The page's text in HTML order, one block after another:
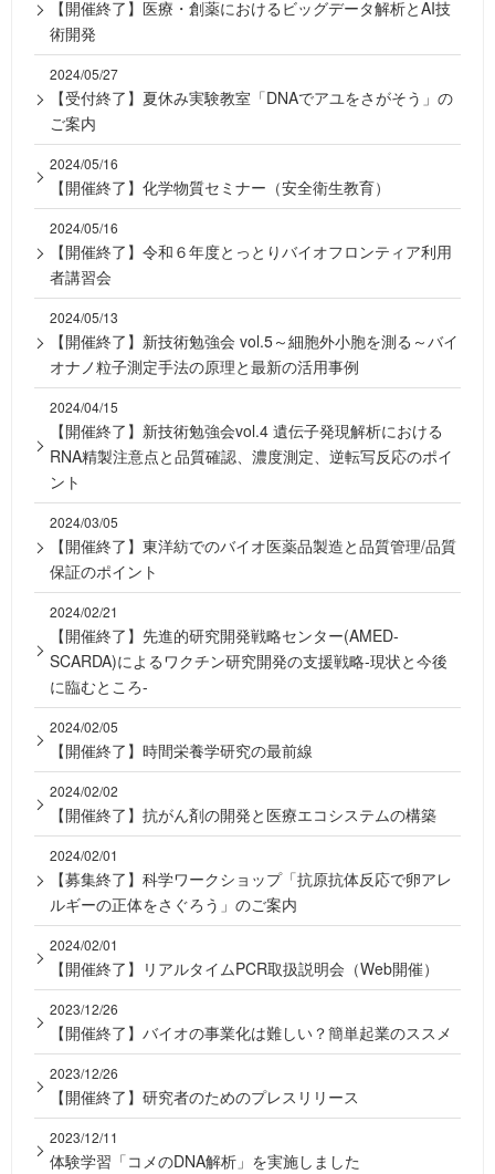
【開催終了】医療・創薬におけるビッグデータ解析とAI技
術開発
2024/05/27
【受付終了】夏休み実験教室「DNAでアユをさがそう」の
ご案内
2024/05/16
【開催終了】化学物質セミナー（安全衛生教育）
2024/05/16
【開催終了】令和６年度とっとりバイオフロンティア利用
者講習会
2024/05/13
【開催終了】新技術勉強会 vol.5～細胞外小胞を測る～バイ
オナノ粒子測定手法の原理と最新の活用事例
2024/04/15
【開催終了】新技術勉強会vol.4 遺伝子発現解析における
RNA精製注意点と品質確認、濃度測定、逆転写反応のポイ
ント
2024/03/05
【開催終了】東洋紡でのバイオ医薬品製造と品質管理/品質
保証のポイント
2024/02/21
【開催終了】先進的研究開発戦略センター(AMED-
SCARDA)によるワクチン研究開発の支援戦略-現状と今後
に臨むところ-
2024/02/05
【開催終了】時間栄養学研究の最前線
2024/02/02
【開催終了】抗がん剤の開発と医療エコシステムの構築
2024/02/01
【募集終了】科学ワークショップ「抗原抗体反応で卵アレ
ルギーの正体をさぐろう」のご案内
2024/02/01
【開催終了】リアルタイムPCR取扱説明会（Web開催）
2023/12/26
【開催終了】バイオの事業化は難しい？簡単起業のススメ
2023/12/26
【開催終了】研究者のためのプレスリリース
2023/12/11
体験学習「コメのDNA解析」を実施しました